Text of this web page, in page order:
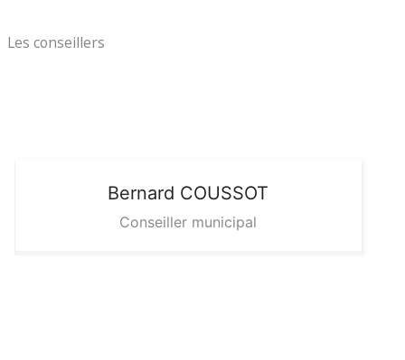
Les conseillers
Bernard COUSSOT
Conseiller municipal